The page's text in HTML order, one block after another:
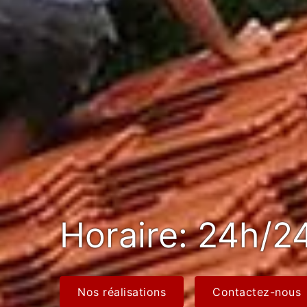
Horaire: 24h/
Nos réalisations Contactez-nous